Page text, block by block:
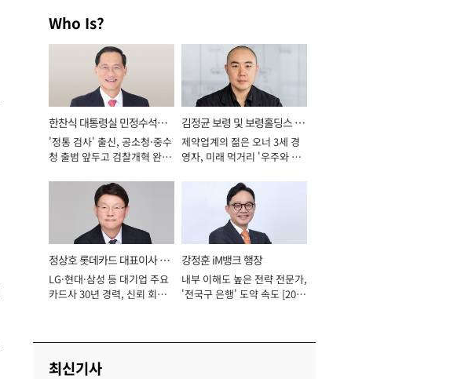
Who Is?
한찬식 대통령실 민정수석비
서관
'정통 검사' 출신, 공소청·중수
청 출범 앞두고 검찰개혁 완수
김정균 보령 및 보령홀딩스 대
표이사 사장
제약업계의 젊은 오너 3세 경
영자, 미래 먹거리 '우주와 헬
정상호 롯데카드 대표이사 사
장
LG·현대·삼성 등 대기업 주요
카드사 30년 경력, 신뢰 회복
강정훈 iM뱅크 행장
내부 이해도 높은 전략 전문가,
'전국구 은행' 도약 속도 [2026
최신기사